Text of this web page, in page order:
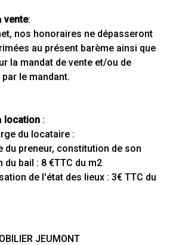
vente:
nos honoraires ne dépasseront
au présent barème ainsi que
la mandat de vente et/ou de
le mandant.
location :
du locataire :
du preneur, constitution de son
bail : 8 €TTC du m2
de l'état des lieux : 3€ TTC du
JEUMONT